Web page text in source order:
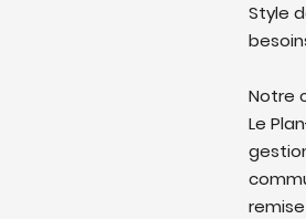
Style
Notre
Le